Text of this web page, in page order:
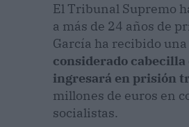
El Tribunal Supremo
a más de 24 años de
García ha recibido
considerado cabecilla
ingresará en prisión
millones de euros en
socialistas.